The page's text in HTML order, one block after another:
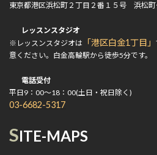
東京都港区浜松町２丁目２番１５号 浜松町
レッスンスタジオ
※レッスンスタジオは 「港区白金1丁目」
意ください。白金高輪駅から徒歩5分です。
電話受付
平日9：00～18：00(土日・祝日除く)
03-6682-5317
SITE-MAPS